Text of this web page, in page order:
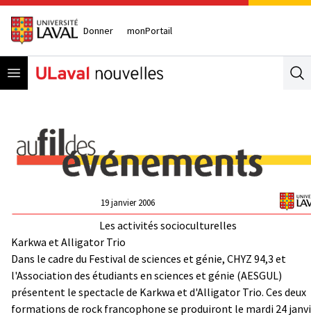
Donner monPortail
Open menu
19 janvier 2006
Les activités socioculturelles
Karkwa et Alligator Trio
Dans le cadre du Festival de sciences et génie, CHYZ 94,3 et
l'Association des étudiants en sciences et génie (AESGUL)
présentent le spectacle de Karkwa et d'Alligator Trio. Ces deux
formations de rock francophone se produiront le mardi 24